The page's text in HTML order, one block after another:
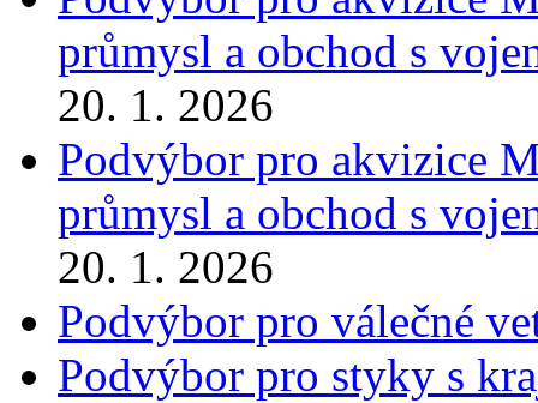
průmysl a obchod s
20. 1. 2026
Podvýbor pro akvizice
průmysl a obchod s
20. 1. 2026
Podvýbor pro válečné
Podvýbor pro styky s